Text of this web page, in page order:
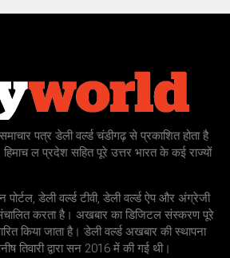
पत्र डेली वर्ल्ड चंडीगढ़ से प्रकाशित होता है
ल प्रदेश सहित पूरे उत्तर भारत के कई राज्यों
डेली वर्ल्ड टीवी, डेली वर्ल्ड ऐप और अंग्रेजी
करता है। अखबार का डिजिटल संस्करण पूरे
किया जाता है। डेली वर्ल्ड अखबार की स्थापना
तिवारी द्वारा सन 2016 में की गई थी।